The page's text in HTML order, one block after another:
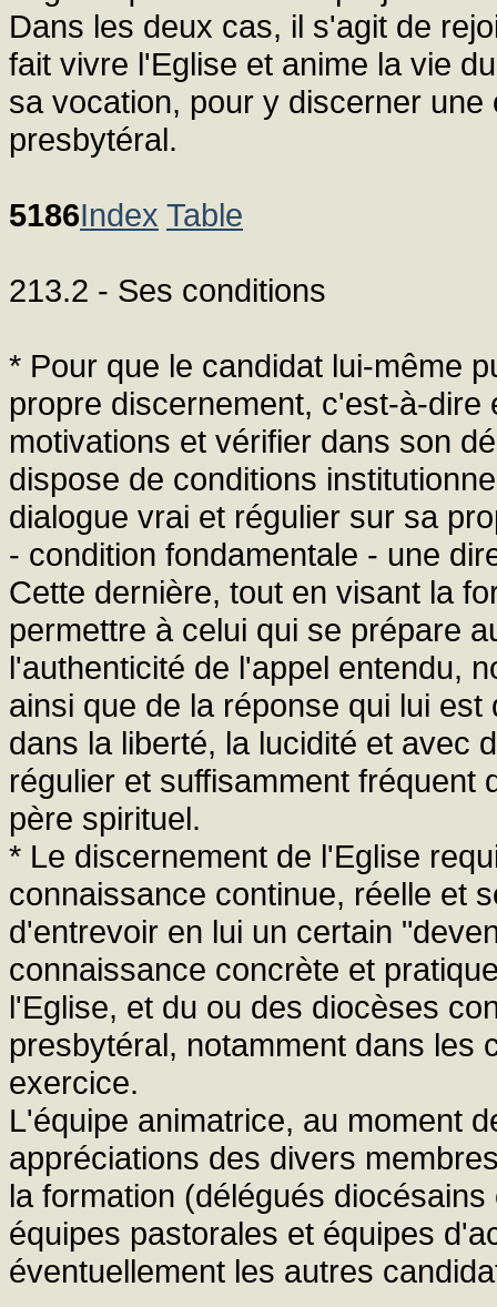
Dans les deux cas, il s'agit de
fait vivre l'Eglise et anime la vie
sa vocation, pour y discerner
presbytéral.
5186Index Table
213.2 - Ses conditions
* Pour que le candidat lui-même
propre discernement, c'est-à-
motivations et vérifier dans son
dispose de conditions
dialogue vrai et régulier sur sa
- condition fondamentale - une
Cette dernière, tout en visant la
permettre à celui qui se prépare
l'authenticité de l'appel entendu,
ainsi que de la réponse qui lui
dans la liberté, la lucidité et avec
régulier et suffisamment fréquent
père spirituel.
* Le discernement de l'Eglise
connaissance continue, réelle et
d'entrevoir en lui un certain
connaissance concrète et
l'Eglise, et du ou des diocèses
presbytéral, notamment dans les
exercice.
L'équipe animatrice, au moment
appréciations des divers
la formation (délégués
équipes pastorales et équipes
éventuellement les autres